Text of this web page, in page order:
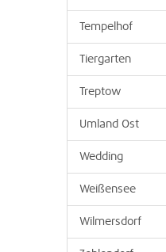
Tempelhof
Tiergarten
Treptow
Umland Ost
Wedding
Weißensee
Wilmersdorf